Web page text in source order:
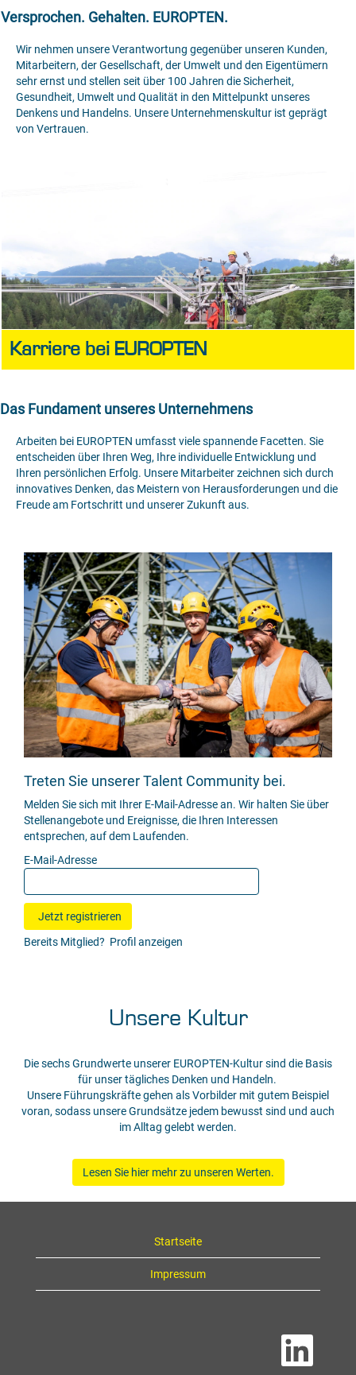
Versprochen. Gehalten. EUROPTEN.
Wir nehmen unsere Verantwortung gegenüber unseren Kunden,
Mitarbeitern, der Gesellschaft, der Umwelt und den Eigentümern
sehr ernst und stellen seit über 100 Jahren die Sicherheit,
Gesundheit, Umwelt und Qualität in den Mittelpunkt unseres
Denkens und Handelns. Unsere Unternehmenskultur ist geprägt
von Vertrauen.
Karriere bei EUROPTEN
Das Fundament unseres Unternehmens
Arbeiten bei EUROPTEN umfasst viele spannende Facetten. Sie
entscheiden über Ihren Weg, Ihre individuelle Entwicklung und
Ihren persönlichen Erfolg. Unsere Mitarbeiter zeichnen sich durch
innovatives Denken, das Meistern von Herausforderungen und die
Freude am Fortschritt und unserer Zukunft aus.
Treten Sie unserer Talent Community bei.
Melden Sie sich mit Ihrer E-Mail-Adresse an. Wir halten Sie über
Stellenangebote und Ereignisse, die Ihren Interessen
entsprechen, auf dem Laufenden.
E-Mail-Adresse
Bereits Mitglied? Profil anzeigen
Unsere Kultur
Die sechs Grundwerte unserer EUROPTEN-Kultur sind die Basis
für unser tägliches Denken und Handeln.
Unsere Führungskräfte gehen als Vorbilder mit gutem Beispiel
voran, sodass unsere Grundsätze jedem bewusst sind und auch
im Alltag gelebt werden.
Lesen Sie hier mehr zu unseren Werten.
Startseite
Impressum
W
d